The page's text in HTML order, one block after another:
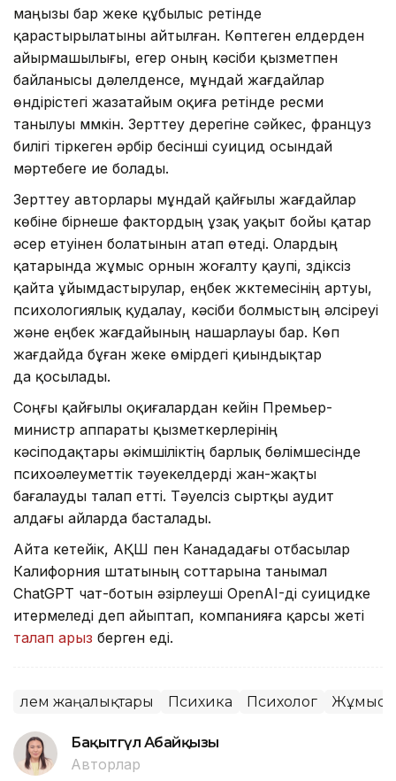
маңызы бар жеке құбылыс ретінде
қарастырылатыны айтылған. Көптеген елдерден
айырмашылығы, егер оның кәсіби қызметпен
байланысы дәлелденсе, мұндай жағдайлар
өндірістегі жазатайым оқиға ретінде ресми
танылуы мүмкін. Зерттеу дерегіне сәйкес, француз
билігі тіркеген әрбір бесінші суицид осындай
мәртебеге ие болады.
Зерттеу авторлары мұндай қайғылы жағдайлар
көбіне бірнеше фактордың ұзақ уақыт бойы қатар
әсер етуінен болатынын атап өтеді. Олардың
қатарында жұмыс орнын жоғалту қаупі, үздіксіз
қайта ұйымдастырулар, еңбек жүктемесінің артуы,
психологиялық қудалау, кәсіби болмыстың әлсіреуі
және еңбек жағдайының нашарлауы бар. Көп
жағдайда бұған жеке өмірдегі қиындықтар
да қосылады.
Соңғы қайғылы оқиғалардан кейін Премьер-
министр аппараты қызметкерлерінің
кәсіподақтары әкімшіліктің барлық бөлімшесінде
психоәлеуметтік тәуекелдерді жан-жақты
бағалауды талап етті. Тәуелсіз сыртқы аудит
алдағы айларда басталады.
Айта кетейік, АҚШ пен Канададағы отбасылар
Калифорния штатының соттарына танымал
ChatGPT чат-ботын әзірлеуші OpenAI-ді суицидке
итермеледі деп айыптап, компанияға қарсы жеті
талап арыз берген еді.
Әлем жаңалықтары Психика Психолог
Бақытгүл Абайқызы
Авторлар